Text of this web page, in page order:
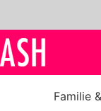
Familie